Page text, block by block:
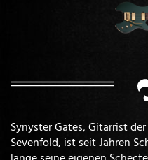
Synyster Gates, Gitarrist
Sevenfold, ist seit Jahren